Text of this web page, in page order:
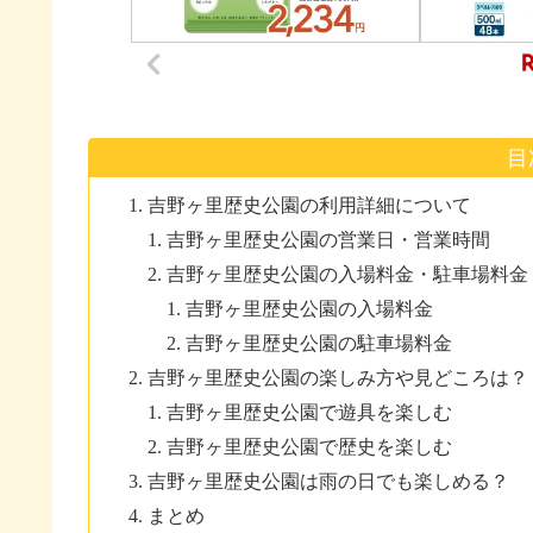
吉野ヶ里歴史公園の利用詳細について
吉野ヶ里歴史公園の営業日・営業時間
吉野ヶ里歴史公園の入場料金・駐車場料金
吉野ヶ里歴史公園の入場料金
吉野ヶ里歴史公園の駐車場料金
吉野ヶ里歴史公園の楽しみ方や見どころは？
吉野ヶ里歴史公園で遊具を楽しむ
吉野ヶ里歴史公園で歴史を楽しむ
吉野ヶ里歴史公園は雨の日でも楽しめる？
まとめ